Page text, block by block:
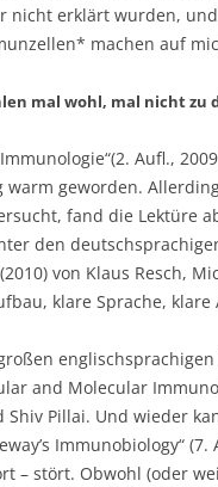
nicht erklärt wurden,
machen auf
mal wohl, mal nicht zu
Aufl.,
geworden.
fand die Lektüre
den
von Klaus Resch,
klare Sprache,
and Molecular
Shiv Pillai. Und wieder
Immunobiology“
– stört. Obwohl (oder